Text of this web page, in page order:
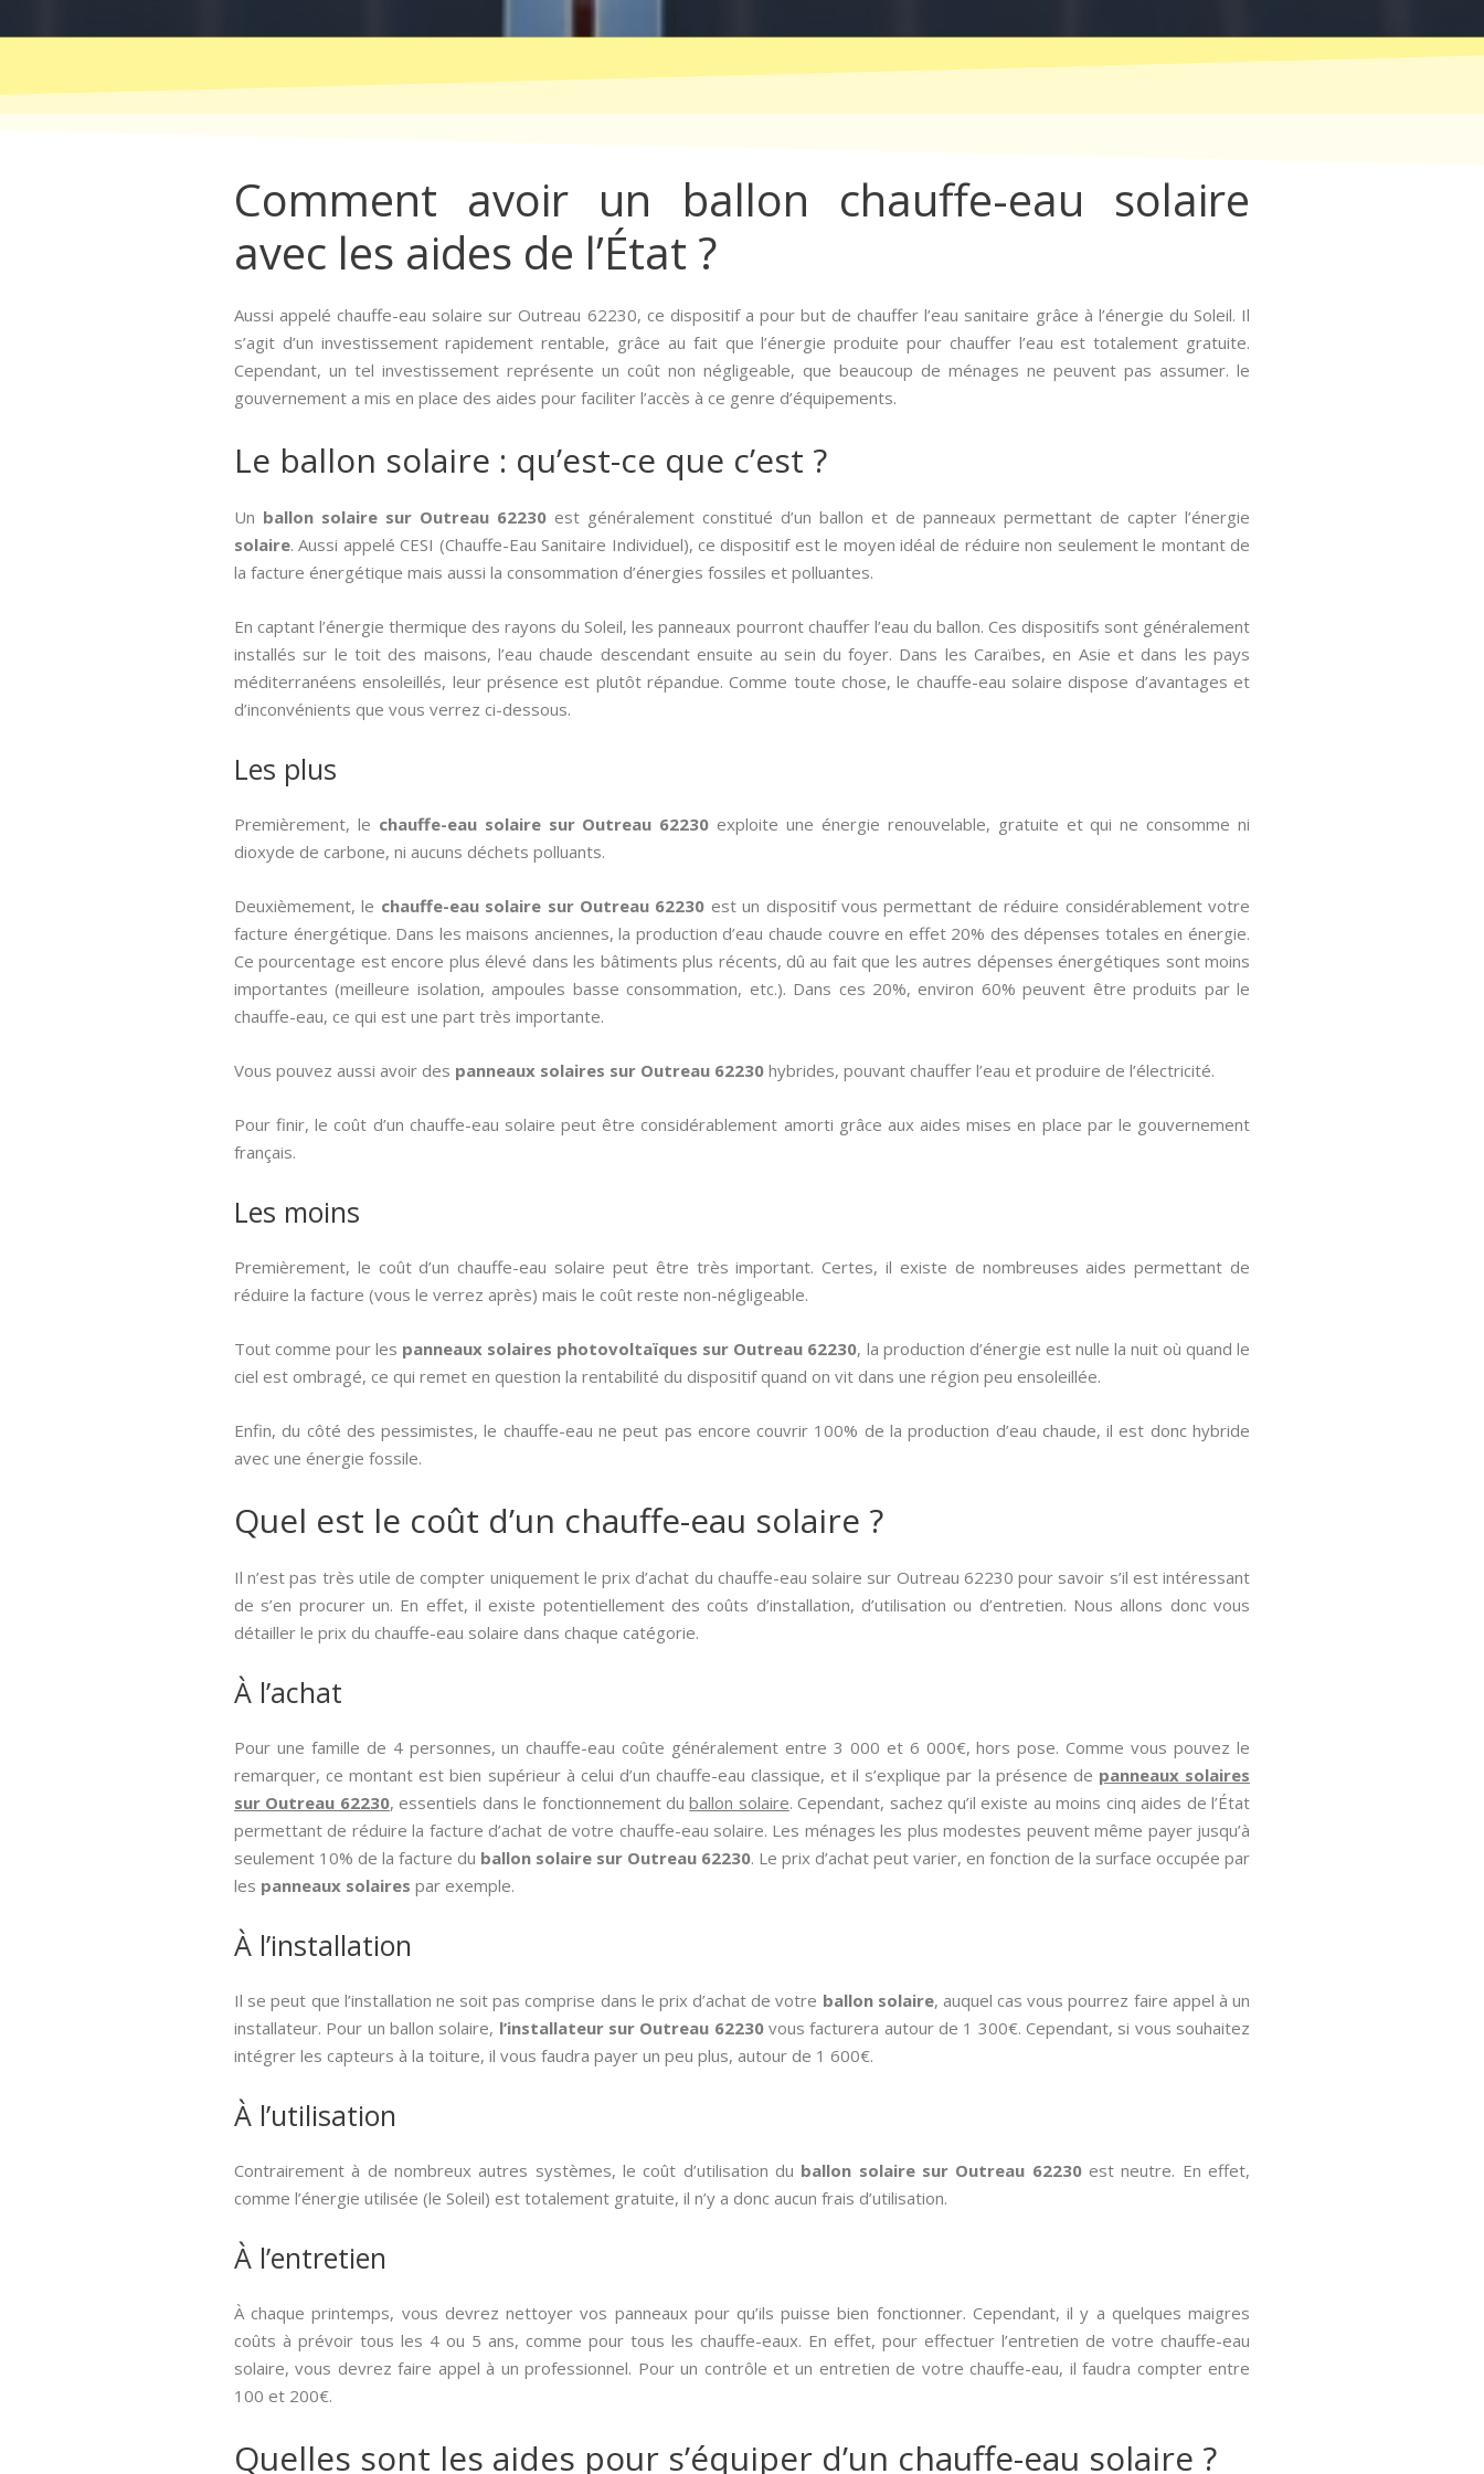
Comment avoir un ballon chauffe-eau solaire
avec les aides de l’État ?
Aussi appelé chauffe-eau solaire sur Outreau 62230, ce dispositif a pour but de chauffer l’eau sanitaire grâce à l’énergie du Soleil. Il
s’agit d’un investissement rapidement rentable, grâce au fait que l’énergie produite pour chauffer l’eau est totalement gratuite.
Cependant, un tel investissement représente un coût non négligeable, que beaucoup de ménages ne peuvent pas assumer. le
gouvernement a mis en place des aides pour faciliter l’accès à ce genre d’équipements.
Le ballon solaire : qu’est-ce que c’est ?
Un ballon solaire sur Outreau 62230 est généralement constitué d’un ballon et de panneaux permettant de capter l’énergie
solaire. Aussi appelé CESI (Chauffe-Eau Sanitaire Individuel), ce dispositif est le moyen idéal de réduire non seulement le montant de
la facture énergétique mais aussi la consommation d’énergies fossiles et polluantes.
En captant l’énergie thermique des rayons du Soleil, les panneaux pourront chauffer l’eau du ballon. Ces dispositifs sont généralement
installés sur le toit des maisons, l’eau chaude descendant ensuite au sein du foyer. Dans les Caraïbes, en Asie et dans les pays
méditerranéens ensoleillés, leur présence est plutôt répandue. Comme toute chose, le chauffe-eau solaire dispose d’avantages et
d’inconvénients que vous verrez ci-dessous.
Les plus
Premièrement, le chauffe-eau solaire sur Outreau 62230 exploite une énergie renouvelable, gratuite et qui ne consomme ni
dioxyde de carbone, ni aucuns déchets polluants.
Deuxièmement, le chauffe-eau solaire sur Outreau 62230 est un dispositif vous permettant de réduire considérablement votre
facture énergétique. Dans les maisons anciennes, la production d’eau chaude couvre en effet 20% des dépenses totales en énergie.
Ce pourcentage est encore plus élevé dans les bâtiments plus récents, dû au fait que les autres dépenses énergétiques sont moins
importantes (meilleure isolation, ampoules basse consommation, etc.). Dans ces 20%, environ 60% peuvent être produits par le
chauffe-eau, ce qui est une part très importante.
Vous pouvez aussi avoir des panneaux solaires sur Outreau 62230 hybrides, pouvant chauffer l’eau et produire de l’électricité.
Pour finir, le coût d’un chauffe-eau solaire peut être considérablement amorti grâce aux aides mises en place par le gouvernement
français.
Les moins
Premièrement, le coût d’un chauffe-eau solaire peut être très important. Certes, il existe de nombreuses aides permettant de
réduire la facture (vous le verrez après) mais le coût reste non-négligeable.
Tout comme pour les panneaux solaires photovoltaïques sur Outreau 62230, la production d’énergie est nulle la nuit où quand le
ciel est ombragé, ce qui remet en question la rentabilité du dispositif quand on vit dans une région peu ensoleillée.
Enfin, du côté des pessimistes, le chauffe-eau ne peut pas encore couvrir 100% de la production d’eau chaude, il est donc hybride
avec une énergie fossile.
Quel est le coût d’un chauffe-eau solaire ?
Il n’est pas très utile de compter uniquement le prix d’achat du chauffe-eau solaire sur Outreau 62230 pour savoir s’il est intéressant
de s’en procurer un. En effet, il existe potentiellement des coûts d’installation, d’utilisation ou d’entretien. Nous allons donc vous
détailler le prix du chauffe-eau solaire dans chaque catégorie.
À l’achat
Pour une famille de 4 personnes, un chauffe-eau coûte généralement entre 3 000 et 6 000€, hors pose. Comme vous pouvez le
remarquer, ce montant est bien supérieur à celui d’un chauffe-eau classique, et il s’explique par la présence de panneaux solaires
sur Outreau 62230, essentiels dans le fonctionnement duballon solaire. Cependant, sachez qu’il existe au moins cinq aides de l’État
permettant de réduire la facture d’achat de votre chauffe-eau solaire. Les ménages les plus modestes peuvent même payer jusqu’à
seulement 10% de la facture du ballon solaire sur Outreau 62230. Le prix d’achat peut varier, en fonction de la surface occupée par
les panneaux solaires par exemple.
À l’installation
Il se peut que l’installation ne soit pas comprise dans le prix d’achat de votre ballon solaire, auquel cas vous pourrez faire appel à un
installateur. Pour un ballon solaire, l’installateur sur Outreau 62230vous facturera autour de 1 300€. Cependant, si vous souhaitez
intégrer les capteurs à la toiture, il vous faudra payer un peu plus, autour de 1 600€.
À l’utilisation
Contrairement à de nombreux autres systèmes, le coût d’utilisation du ballon solaire sur Outreau 62230est neutre. En effet,
comme l’énergie utilisée (le Soleil) est totalement gratuite, il n’y a donc aucun frais d’utilisation.
À l’entretien
À chaque printemps, vous devrez nettoyer vos panneaux pour qu’ils puisse bien fonctionner. Cependant, il y a quelques maigres
coûts à prévoir tous les 4 ou 5 ans, comme pour tous les chauffe-eaux. En effet, pour effectuer l’entretien de votre chauffe-eau
solaire, vous devrez faire appel à un professionnel. Pour un contrôle et un entretien de votre chauffe-eau, il faudra compter entre
100 et 200€.
Quelles sont les aides pour s’équiper d’un chauffe-eau solaire ?